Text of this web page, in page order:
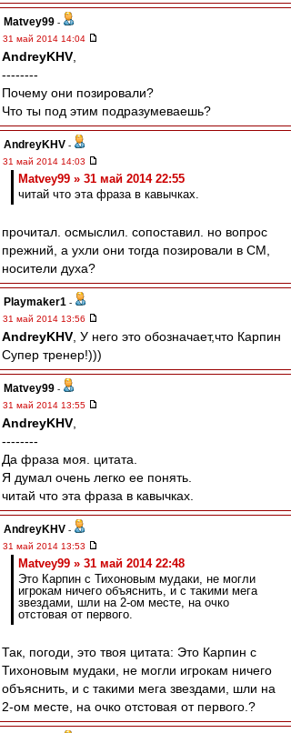
Matvey99 -
31 май 2014 14:04
AndreyKHV
--------
Почему они позировали?
Что ты под этим подразумеваешь?
AndreyKHV -
31 май 2014 14:03
Matvey99 » 31 май 2014 22:55
читай что эта фраза в кавычках.
прочитал. осмыслил. сопоставил. но вопрос
прежний, а ухли они тогда позировали в СМ,
носители духа?
Playmaker1 -
31 май 2014 13:56
AndreyKHV , У него это обозначает,что Карпин
Супер тренер!)))
Matvey99 -
31 май 2014 13:55
AndreyKHV
--------
Да фраза моя. цитата.
Я думал очень легко ее понять.
читай что эта фраза в кавычках.
AndreyKHV -
31 май 2014 13:53
Matvey99 » 31 май 2014 22:48
Это Карпин с Тихоновым мудаки, не могли
игрокам ничего объяснить, и с такими мега
звездами, шли на 2-ом месте, на очко
отстовая от первого.
Так, погоди, это твоя цитата: Это Карпин с
Тихоновым мудаки, не могли игрокам ничего
объяснить, и с такими мега звездами, шли на
2-ом месте, на очко отстовая от первого.?